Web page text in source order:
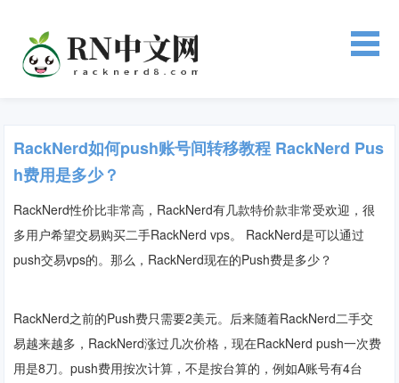
RackNerd如何push账号间转移教程 RackNerd Pus
h费用是多少？
RackNerd性价比非常高，RackNerd有几款特价款非常受欢迎，很
多用户希望交易购买二手RackNerd vps。 RackNerd是可以通过
push交易vps的。那么，RackNerd现在的Push费是多少？
RackNerd之前的Push费只需要2美元。后来随着RackNerd二手交
易越来越多，RackNerd涨过几次价格，现在RackNerd push一次费
用是8刀。push费用按次计算，不是按台算的，例如A账号有4台